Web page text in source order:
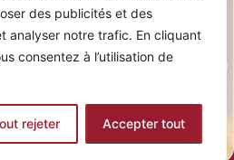
des publicités et des
analyser notre trafic. En cliquant
consentez à l’utilisation de
rejeter Accepter tout
vorbehalten – realisiert von
ElvisWeb
USt-IdNr.: FR13482415015
0